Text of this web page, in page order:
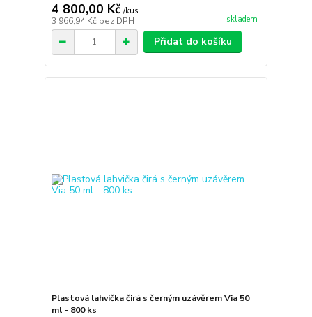
4 800,00 Kč /kus
3 966,94 Kč bez DPH skladem
Přidat do košíku
Plastová lahvička čirá s černým uzávěrem Via 50
ml - 800 ks